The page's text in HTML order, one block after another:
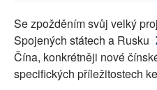
PŘÍSPĚVKY NA PROVOZ
SOCIÁLNÍ SÍTĚ
Se zpožděním svůj velký
Spojených státech a Rusku
Čína, konkrétněji nové
specifických příležitostech